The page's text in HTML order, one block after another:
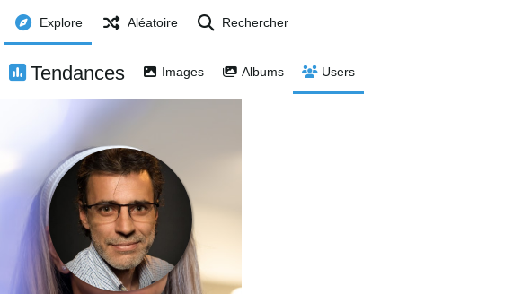
Explore Aléatoire Rechercher
Tendances Images Albums Users